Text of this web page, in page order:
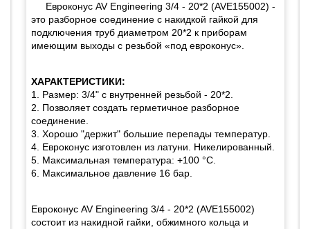
Евроконус AV Engineering 3/4 - 20*2 (AVE155002) -
это разборное соединение с накидкой гайкой для
подключения труб диаметром 20*2 к приборам
имеющим выходы с резьбой «под евроконус».
ХАРАКТЕРИСТИКИ:
1. Размер: 3/4" с внутренней резьбой - 20*2.
2. Позволяет создать герметичное разборное
соединение.
3. Хорошо "держит" большие перепады температур.
4. Евроконус изготовлен из латуни. Никелированный.
5. Максимальная температура: +100 °C.
6. Максимальное давление 16 бар.
Евроконус AV Engineering 3/4 - 20*2 (AVE155002)
состоит из накидной гайки, обжимного кольца и